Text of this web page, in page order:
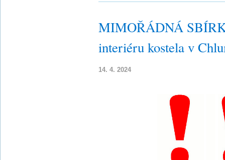
MIMOŘÁDNÁ
interiéru kostela v
14. 4. 2024